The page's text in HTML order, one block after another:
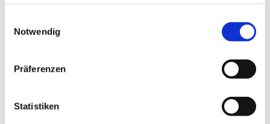
Notwendig
Präferenzen
Statistiken